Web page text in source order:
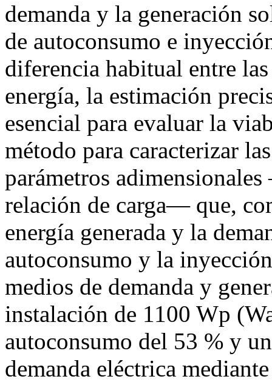
demanda y la generación
de autoconsumo e
diferencia habitual entre
energía, la estimación
esencial para evaluar la
método para caracterizar
parámetros
relación de carga— que,
energía generada y la
autoconsumo y la
medios de demanda y
instalación de 1100 Wp
autoconsumo del 53 % y
demanda eléctrica